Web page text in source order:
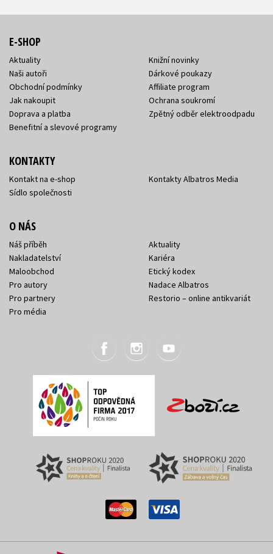
E-SHOP
Aktuality
Naši autoři
Obchodní podmínky
Jak nakoupit
Doprava a platba
Benefitní a slevové programy
Knižní novinky
Dárkové poukazy
Affiliate program
Ochrana soukromí
Zpětný odběr elektroodpadu
KONTAKTY
Kontakt na e-shop
Sídlo společnosti
Kontakty Albatros Media
O NÁS
Náš příběh
Nakladatelství
Maloobchod
Pro autory
Pro partnery
Pro média
Aktuality
Kariéra
Etický kodex
Nadace Albatros
Restorio – online antikvariát